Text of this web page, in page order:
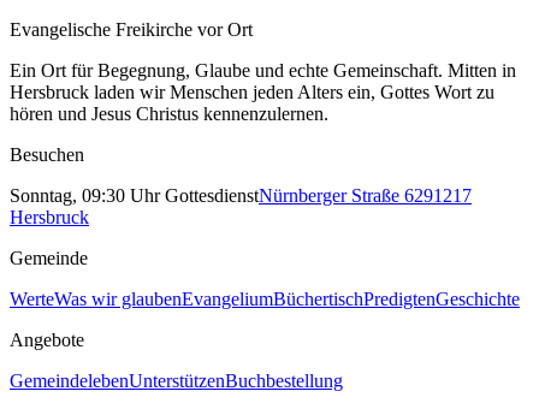
Evangelische Freikirche vor Ort
Ein Ort für Begegnung, Glaube und echte Gemeinschaft. Mitten in
Hersbruck laden wir Menschen jeden Alters ein, Gottes Wort zu
hören und Jesus Christus kennenzulernen.
Besuchen
Sonntag, 09:30 Uhr GottesdienstNürnberger Straße 6291217
Hersbruck
Gemeinde
WerteWas wir glaubenEvangeliumBüchertischPredigtenGeschichte
Angebote
GemeindelebenUnterstützenBuchbestellung